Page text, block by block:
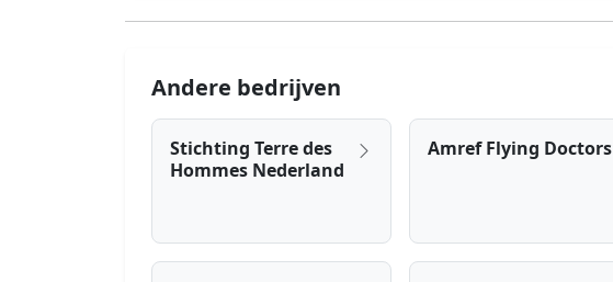
Andere bedrijven
Stichting Terre des
Hommes Nederland
Amref Flying Doctors